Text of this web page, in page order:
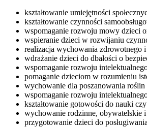
kształtowanie umiejętności
kształtowanie czynności
wspomaganie rozwoju mowy dzieci
wspieranie dzieci w rozwijaniu
realizacja wychowania zdrowotnego
wdrażanie dzieci do dbałości o
wspomaganie rozwoju
pomaganie dzieciom w rozumieniu
wychowanie dla poszanowania roślin
wspomaganie rozwoju
kształtowanie gotowości do nauki
wychowanie rodzinne, obywatelskie
przygotowanie dzieci do